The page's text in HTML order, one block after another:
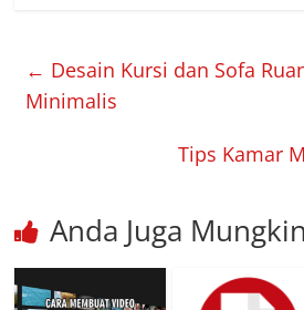
← Desain Kursi dan Sofa
Minimalis
Tips Kamar
Anda Juga